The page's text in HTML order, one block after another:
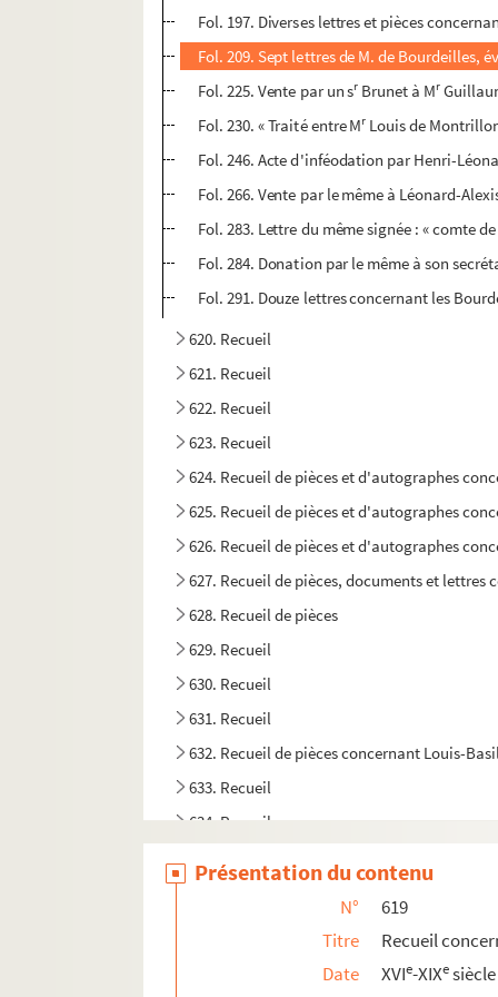
Fol. 197. Diverses lettres et pièces
Fol. 209. Sept lettres de M. de Bourdeilles,
Fol. 225. Vente par un sr Brunet à Mr
Fol. 230. « Traité entre Mr Louis de
Fol. 246. Acte d'inféodation par Henri-
Fol. 266. Vente par le même à Léonard-
Fol. 283. Lettre du même signée : « comte
Fol. 284. Donation par le même à son
Fol. 291. Douze lettres concernant les
620. Recueil
621. Recueil
622. Recueil
623. Recueil
624. Recueil de pièces et d'autographes
625. Recueil de pièces et d'autographes
626. Recueil de pièces et d'autographes
627. Recueil de pièces, documents et
628. Recueil de pièces
629. Recueil
630. Recueil
631. Recueil
632. Recueil de pièces concernant Louis-
633. Recueil
634. Recueil
Présentation du contenu
N°
619
Titre
Recueil
Date
XVIe-XIXesiècle